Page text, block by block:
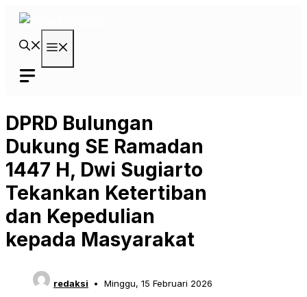
Langsung
DPRD Bulungan
Dukung SE Ramadan
1447 H, Dwi Sugiarto
Tekankan Ketertiban
dan Kepedulian
kepada Masyarakat
redaksi Minggu, 15 Februari 2026